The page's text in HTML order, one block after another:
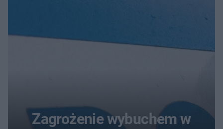
Zagrożenie wybuchem w